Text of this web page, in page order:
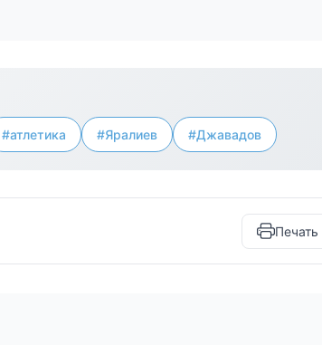
#атлетика #Яралиев #Джавадов
Печать